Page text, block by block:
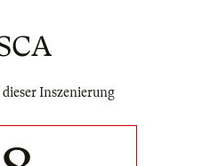
Inszenierung